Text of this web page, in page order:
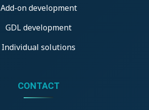
Add-on development
GDL development
Individual solutions
CONTACT